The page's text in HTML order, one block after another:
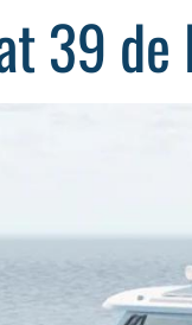
39 de